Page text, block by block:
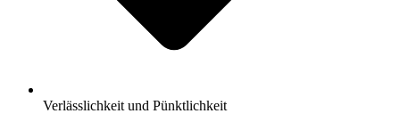
Verlässlichkeit und Pünktlichkeit